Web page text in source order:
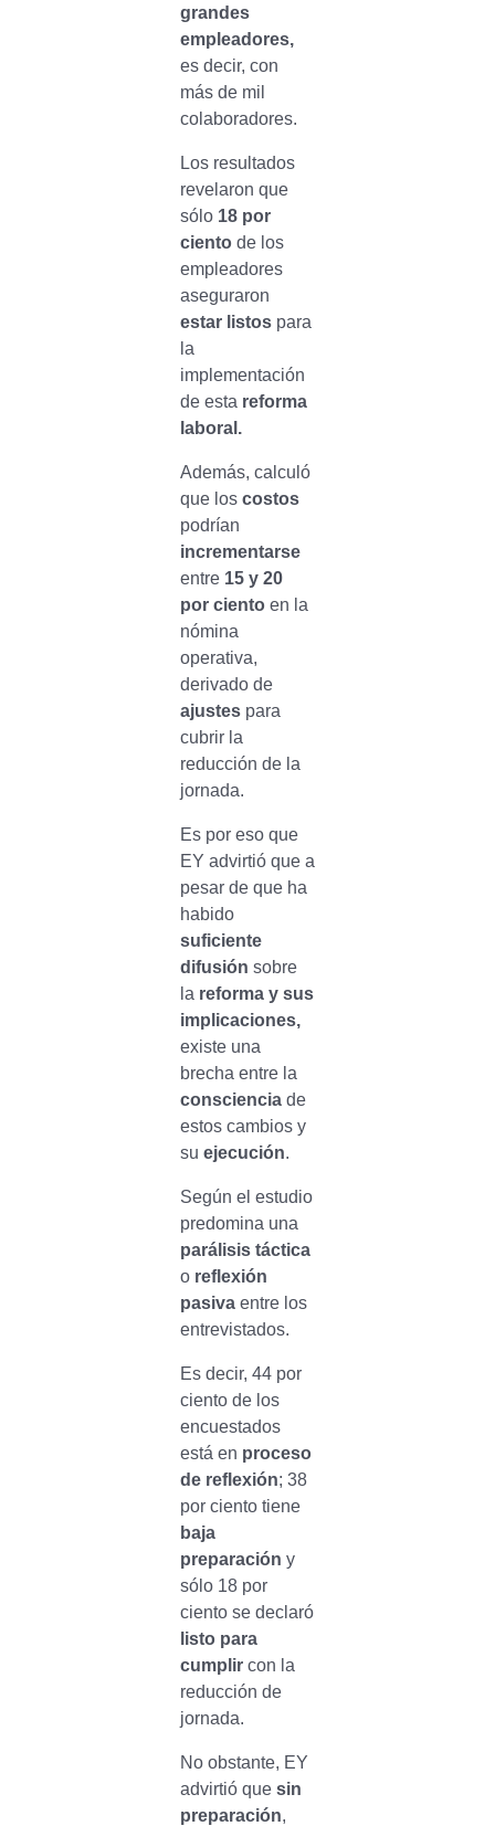
grandes
empleadores,
es decir, con
más de mil
colaboradores.
Los resultados
revelaron que
sólo 18 por
cientode los
empleadores
aseguraron
estar listospara
la
implementación
de esta reforma
laboral.
Además, calculó
que los costos
podrían
incrementarse
entre 15 y 20
por cientoen la
nómina
operativa,
derivado de
ajustes para
cubrir la
reducción de la
jornada.
Es por eso que
EY advirtió que a
pesar de que ha
habido
suficiente
difusión sobre
la reforma y sus
implicaciones,
existe una
brecha entre la
conscienciade
estos cambios y
su ejecución.
Según el estudio
predomina una
parálisis táctica
o reflexión
pasiva entre los
entrevistados.
Es decir, 44 por
ciento de los
encuestados
está en proceso
de reflexión; 38
por ciento tiene
baja
preparación y
sólo 18 por
ciento se declaró
listo para
cumplircon la
reducción de
jornada.
No obstante, EY
advirtió que sin
preparación,